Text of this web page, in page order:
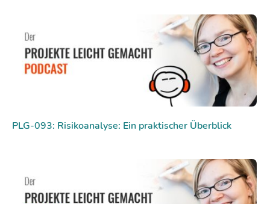
PLG-093: Risikoanalyse: Ein praktischer Überblick